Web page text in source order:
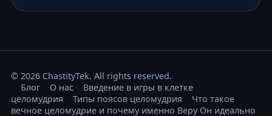
© 2026 ChastityTek. All rights reserved.
Блог
О нас
Введение в игры в клетке
целомудрия
Типы поясов целомудрия
Что такое
вечное целомудрие и почему именно Веру Он идеально